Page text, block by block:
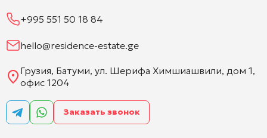
+995 551 50 18 84
hello@residence-estate.ge
Грузия, Батуми, ул. Шерифа Химшиашвили, дом 1,
офис 1204
Заказать звонок